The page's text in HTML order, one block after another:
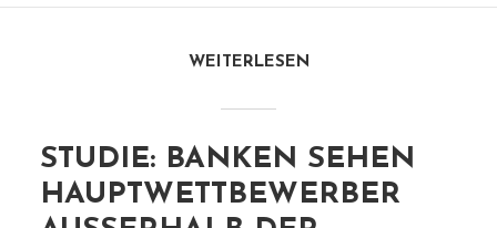
WEITERLESEN
STUDIE: BANKEN SEHEN
HAUPTWETTBEWERBER